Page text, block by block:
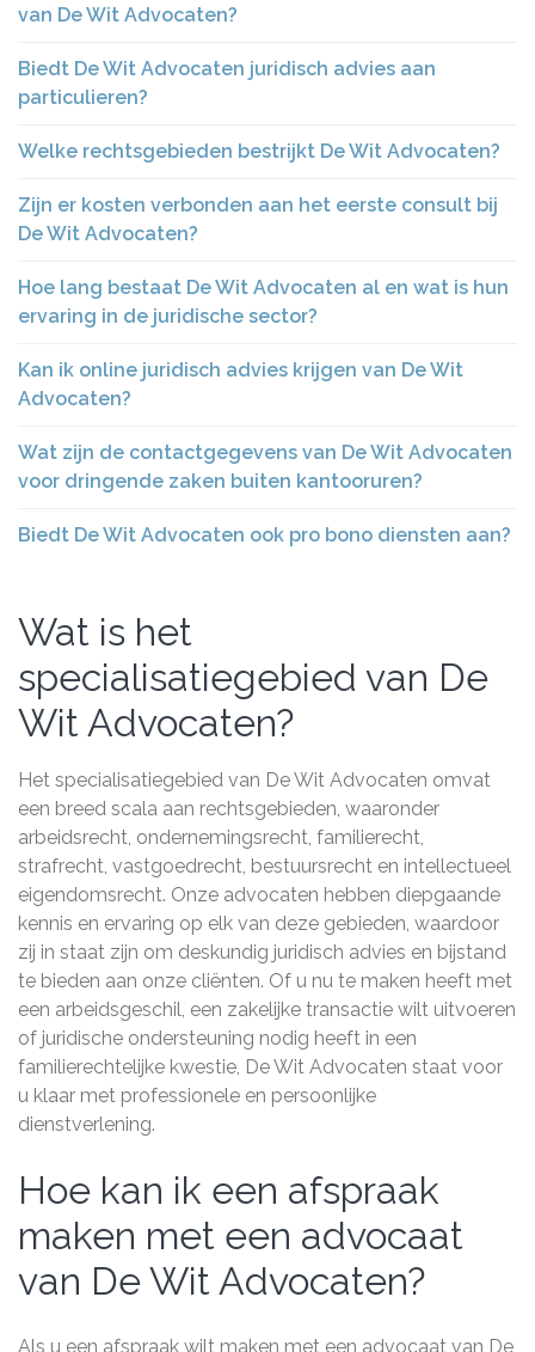
van De Wit Advocaten?
Biedt De Wit Advocaten juridisch advies aan
particulieren?
Welke rechtsgebieden bestrijkt De Wit Advocaten?
Zijn er kosten verbonden aan het eerste consult bij
De Wit Advocaten?
Hoe lang bestaat De Wit Advocaten al en wat is hun
ervaring in de juridische sector?
Kan ik online juridisch advies krijgen van De Wit
Advocaten?
Wat zijn de contactgegevens van De Wit Advocaten
voor dringende zaken buiten kantooruren?
Biedt De Wit Advocaten ook pro bono diensten aan?
Wat is het
specialisatiegebied van De
Wit Advocaten?
Het specialisatiegebied van De Wit Advocaten omvat
een breed scala aan rechtsgebieden, waaronder
arbeidsrecht, ondernemingsrecht, familierecht,
strafrecht, vastgoedrecht, bestuursrecht en intellectueel
eigendomsrecht. Onze advocaten hebben diepgaande
kennis en ervaring op elk van deze gebieden, waardoor
zij in staat zijn om deskundig juridisch advies en bijstand
te bieden aan onze cliënten. Of u nu te maken heeft met
een arbeidsgeschil, een zakelijke transactie wilt uitvoeren
of juridische ondersteuning nodig heeft in een
familierechtelijke kwestie, De Wit Advocaten staat voor
u klaar met professionele en persoonlijke
dienstverlening.
Hoe kan ik een afspraak
maken met een advocaat
van De Wit Advocaten?
Als u een afspraak wilt maken met een advocaat van De